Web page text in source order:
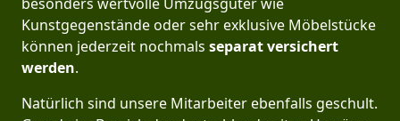
Kunstgegenstände oder sehr exklusive Möbelstücke
können jederzeit nochmals separat versichert
werden.
Natürlich sind unsere Mitarbeiter ebenfalls geschult.